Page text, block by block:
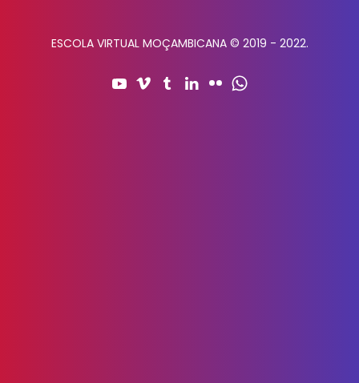
ESCOLA VIRTUAL MOÇAMBICANA © 2019 - 2022.